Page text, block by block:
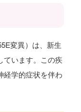
変異）は、新生
ています。この疾
経学的症状を伴わ